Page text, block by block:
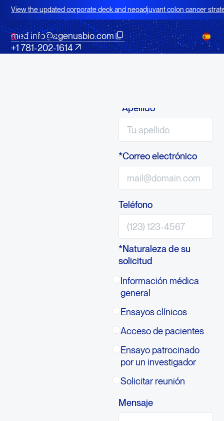
View the updated corporate deck and neoadjuvant colon cancer
for BOT+BAL
ES
Asuntos médicos
med.info@agenusbio.com
+1 781-202-1614
*Apellido
*Correo electrónico
Teléfono
*Naturaleza de su
solicitud
Información médica
general
Ensayos clínicos
Acceso de pacientes
Ensayo patrocinado
por un investigador
Solicitar reunión
Mensaje